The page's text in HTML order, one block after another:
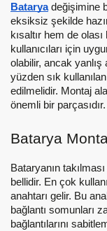
Bataryadeğişimine
eksiksiz şekilde
kısaltır hem de
kullanıcıları için
olabilir, ancak yanlış
yüzden sık
edilmelidir. Montaj
önemli bir parçasıdır.
Batarya
Bataryanın
bellidir. En çok
anahtarı gelir. Bu
bağlantı somunları
bağlantılarını